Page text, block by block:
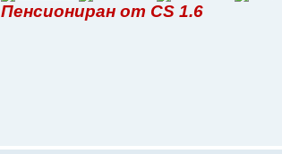
Пенсиониран от CS 1.6